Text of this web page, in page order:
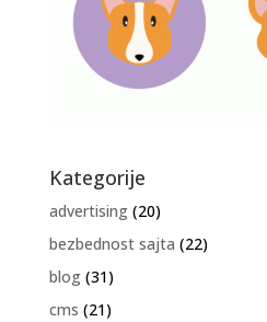
Kategorije
advertising(20)
bezbednost sajta (22)
blog(31)
cms (21)